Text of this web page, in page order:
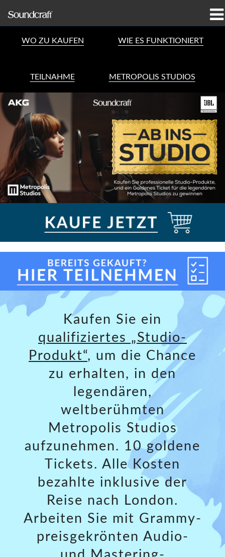
support
Vores historie
WO ZU KAUFEN WIE ES FUNKTIONIERT
TEILNAHME METROPOLIS STUDIOS
Kaufen Sie ein
qualifiziertes „Studio-
Produkt“, um die Chance
zu erhalten, in den
legendären,
weltberühmten
Metropolis Studios
aufzunehmen. 10 goldene
Tickets. Alle Kosten
bezahlte inklusive der
Reise nach London.
Arbeiten Sie mit Grammy-
preisgekrönten Audio-